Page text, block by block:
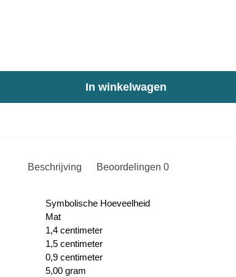
In winkelwagen
Beschrijving Beoordelingen 0
Symbolische Hoeveelheid
Mat
1,4 centimeter
1,5 centimeter
0,9 centimeter
5,00 gram